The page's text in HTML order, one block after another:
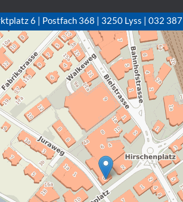
6 | Postfach 368 | 3250 Lyss | 032